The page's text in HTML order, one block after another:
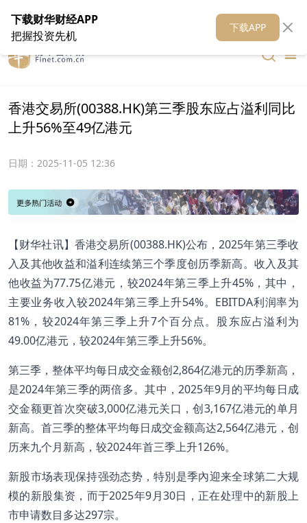
在线客服 关于我们 财华媒体矩阵 财华智库
香港交易所(00388.HK)第三季股东应占溢利同比
上升56%至49亿港元
日期： 2025-11-05 12:36
【财华社讯】香港交易所(00388.HK)公布，2025年第三季收
入及其他收益和溢利连续第三个季度创历季新高。收入及其
他收益为77.75亿港元，较2024年第三季上升45%，其中，
主要业务收入较2024年第三季上升54%。EBITDA利润率为
81%，较2024年第三季上升7个百分点。股东应占溢利为
49.00亿港元，较2024年第三季上升56%。
第三季，整体平均每日成交金额创2,864亿港元的历季新高，
是2024年第三季的两倍多。其中，2025年9月的平均每日成
交金额更首次突破3,000亿港元关口，创3,167亿港元的单月
新高。首三季的整体平均每日成交金额高达2,564亿港元，创
历来九个月新高，较2024年首三季上升126%。
新股市场表现保持强劲态势，特別是季內迎来全球第二大规
模的新股集资，而于2025年9月30日，正在处理中的新股上
市申请数目多达297宗。
下载财华财经APP
把握投资先机
下载APP